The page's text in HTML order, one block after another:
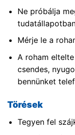
Ne próbálja
Mérje le a
A roham
csendes,
bennünket
Törések
Tegyen fel